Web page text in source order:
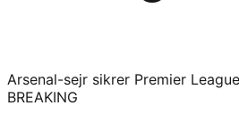
Arsenal-sejr sikrer Premier
BREAKING